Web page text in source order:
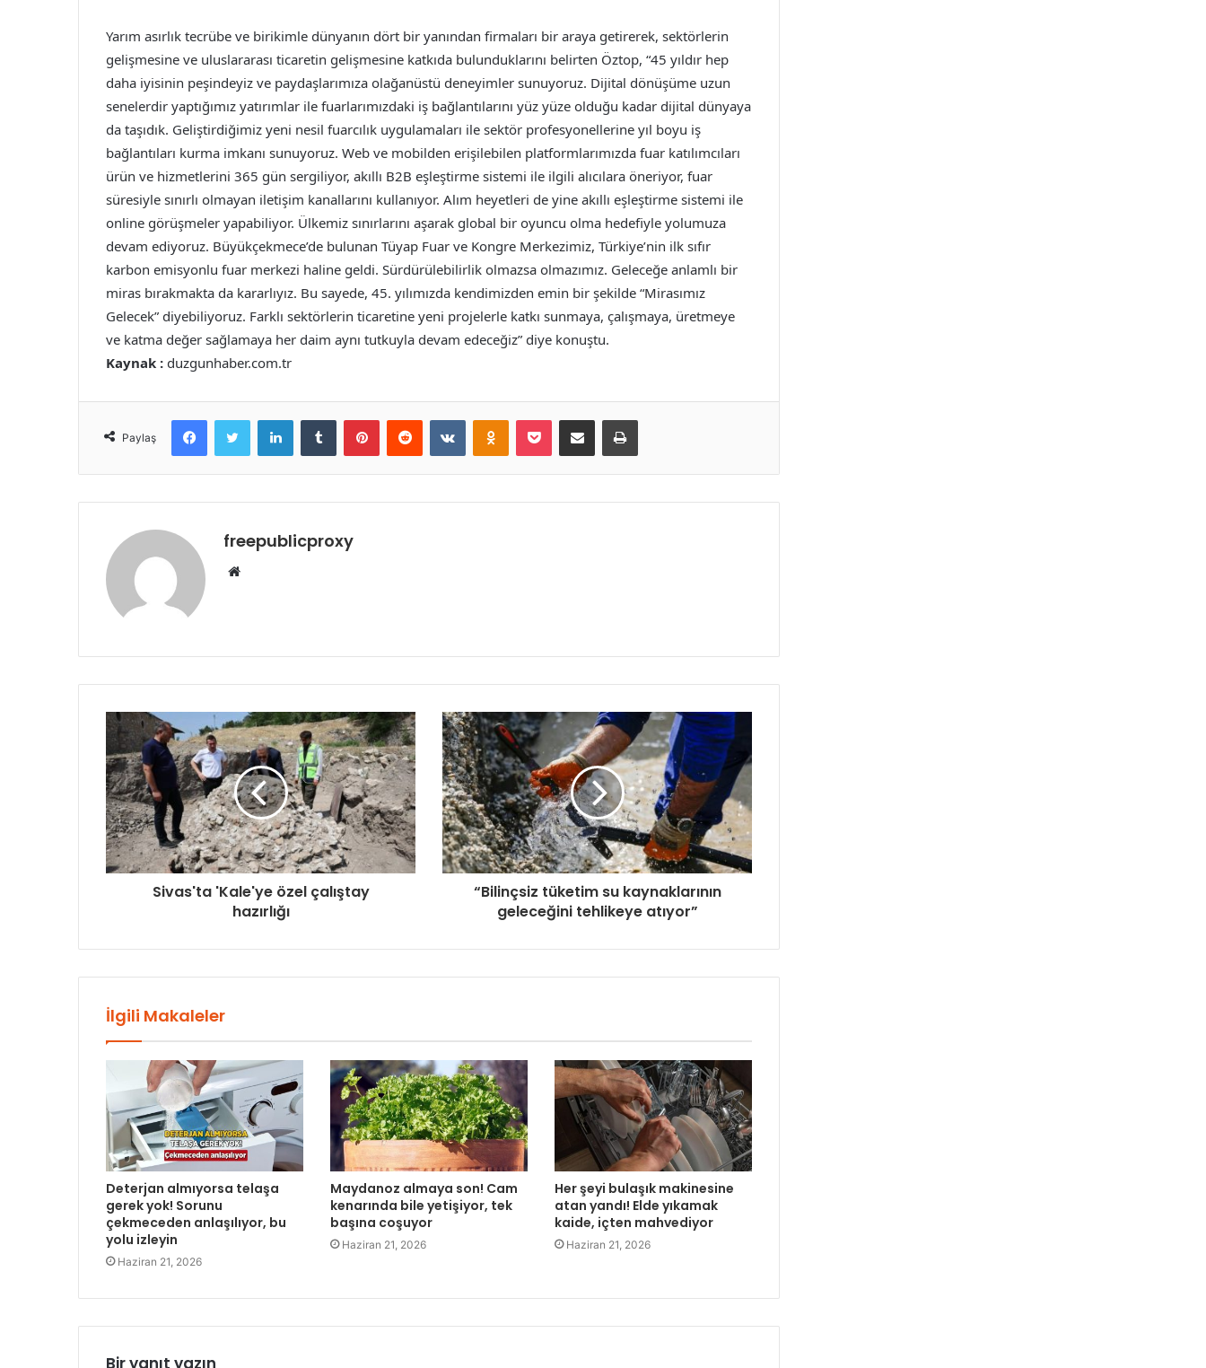
Yarım asırlık tecrübe ve birikimle dünyanın dört bir yanından firmaları bir araya getirerek, sektörlerin
gelişmesine ve uluslararası ticaretin gelişmesine katkıda bulunduklarını belirten Öztop, “45 yıldır hep
daha iyisinin peşindeyiz ve paydaşlarımıza olağanüstü deneyimler sunuyoruz. Dijital dönüşüme uzun
senelerdir yaptığımız yatırımlar ile fuarlarımızdaki iş bağlantılarını yüz yüze olduğu kadar dijital dünyaya
da taşıdık. Geliştirdiğimiz yeni nesil fuarcılık uygulamaları ile sektör profesyonellerine yıl boyu iş
bağlantıları kurma imkanı sunuyoruz. Web ve mobilden erişilebilen platformlarımızda fuar katılımcıları
ürün ve hizmetlerini 365 gün sergiliyor, akıllı B2B eşleştirme sistemi ile ilgili alıcılara öneriyor, fuar
süresiyle sınırlı olmayan iletişim kanallarını kullanıyor. Alım heyetleri de yine akıllı eşleştirme sistemi ile
online görüşmeler yapabiliyor. Ülkemiz sınırlarını aşarak global bir oyuncu olma hedefiyle yolumuza
devam ediyoruz. Büyükçekmece’de bulunan Tüyap Fuar ve Kongre Merkezimiz, Türkiye’nin ilk sıfır
karbon emisyonlu fuar merkezi haline geldi. Sürdürülebilirlik olmazsa olmazımız. Geleceğe anlamlı bir
miras bırakmakta da kararlıyız. Bu sayede, 45. yılımızda kendimizden emin bir şekilde “Mirasımız
Gelecek” diyebiliyoruz. Farklı sektörlerin ticaretine yeni projelerle katkı sunmaya, çalışmaya, üretmeye
ve katma değer sağlamaya her daim aynı tutkuyla devam edeceğiz” diye konuştu.
Kaynak : duzgunhaber.com.tr
Paylaş
FacebookTwitter LinkedInTumblr PinterestReddit VKontakteOdnoklassniki
Pocket E-Posta ile paylaş Yazdır
freepublicproxy
Web
Sivas'ta 'Kale'ye özel çalıştay
hazırlığı
“Bilinçsiz tüketim su kaynaklarının
geleceğini tehlikeye atıyor”
İlgili Makaleler
Deterjan almıyorsa telaşa
gerek yok! Sorunu
çekmeceden anlaşılıyor, bu
yolu izleyin
Haziran 21, 2026
Maydanoz almaya son! Cam
kenarında bile yetişiyor, tek
başına coşuyor
Haziran 21, 2026
Her şeyi bulaşık makinesine
atan yandı! Elde yıkamak
kaide, içten mahvediyor
Haziran 21, 2026
Bir yanıt yazın